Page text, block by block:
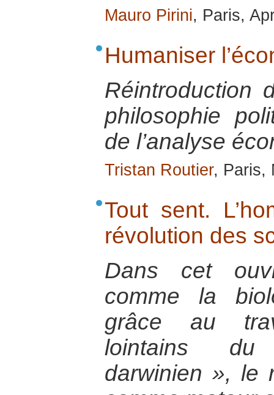
Mauro Pirini, Paris,
Humaniser
Réintroduction
philosophie
de l’analyse
Tristan Routier, Paris,
Tout sent.
révolution des
Dans cet
comme la
grâce au
lointains du
darwinien », le